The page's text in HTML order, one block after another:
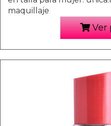
maquillaje
Ver